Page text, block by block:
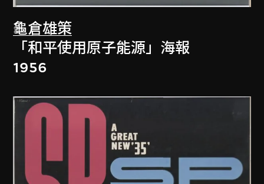
龜倉雄策
「和平使用原子能源」海報
1956